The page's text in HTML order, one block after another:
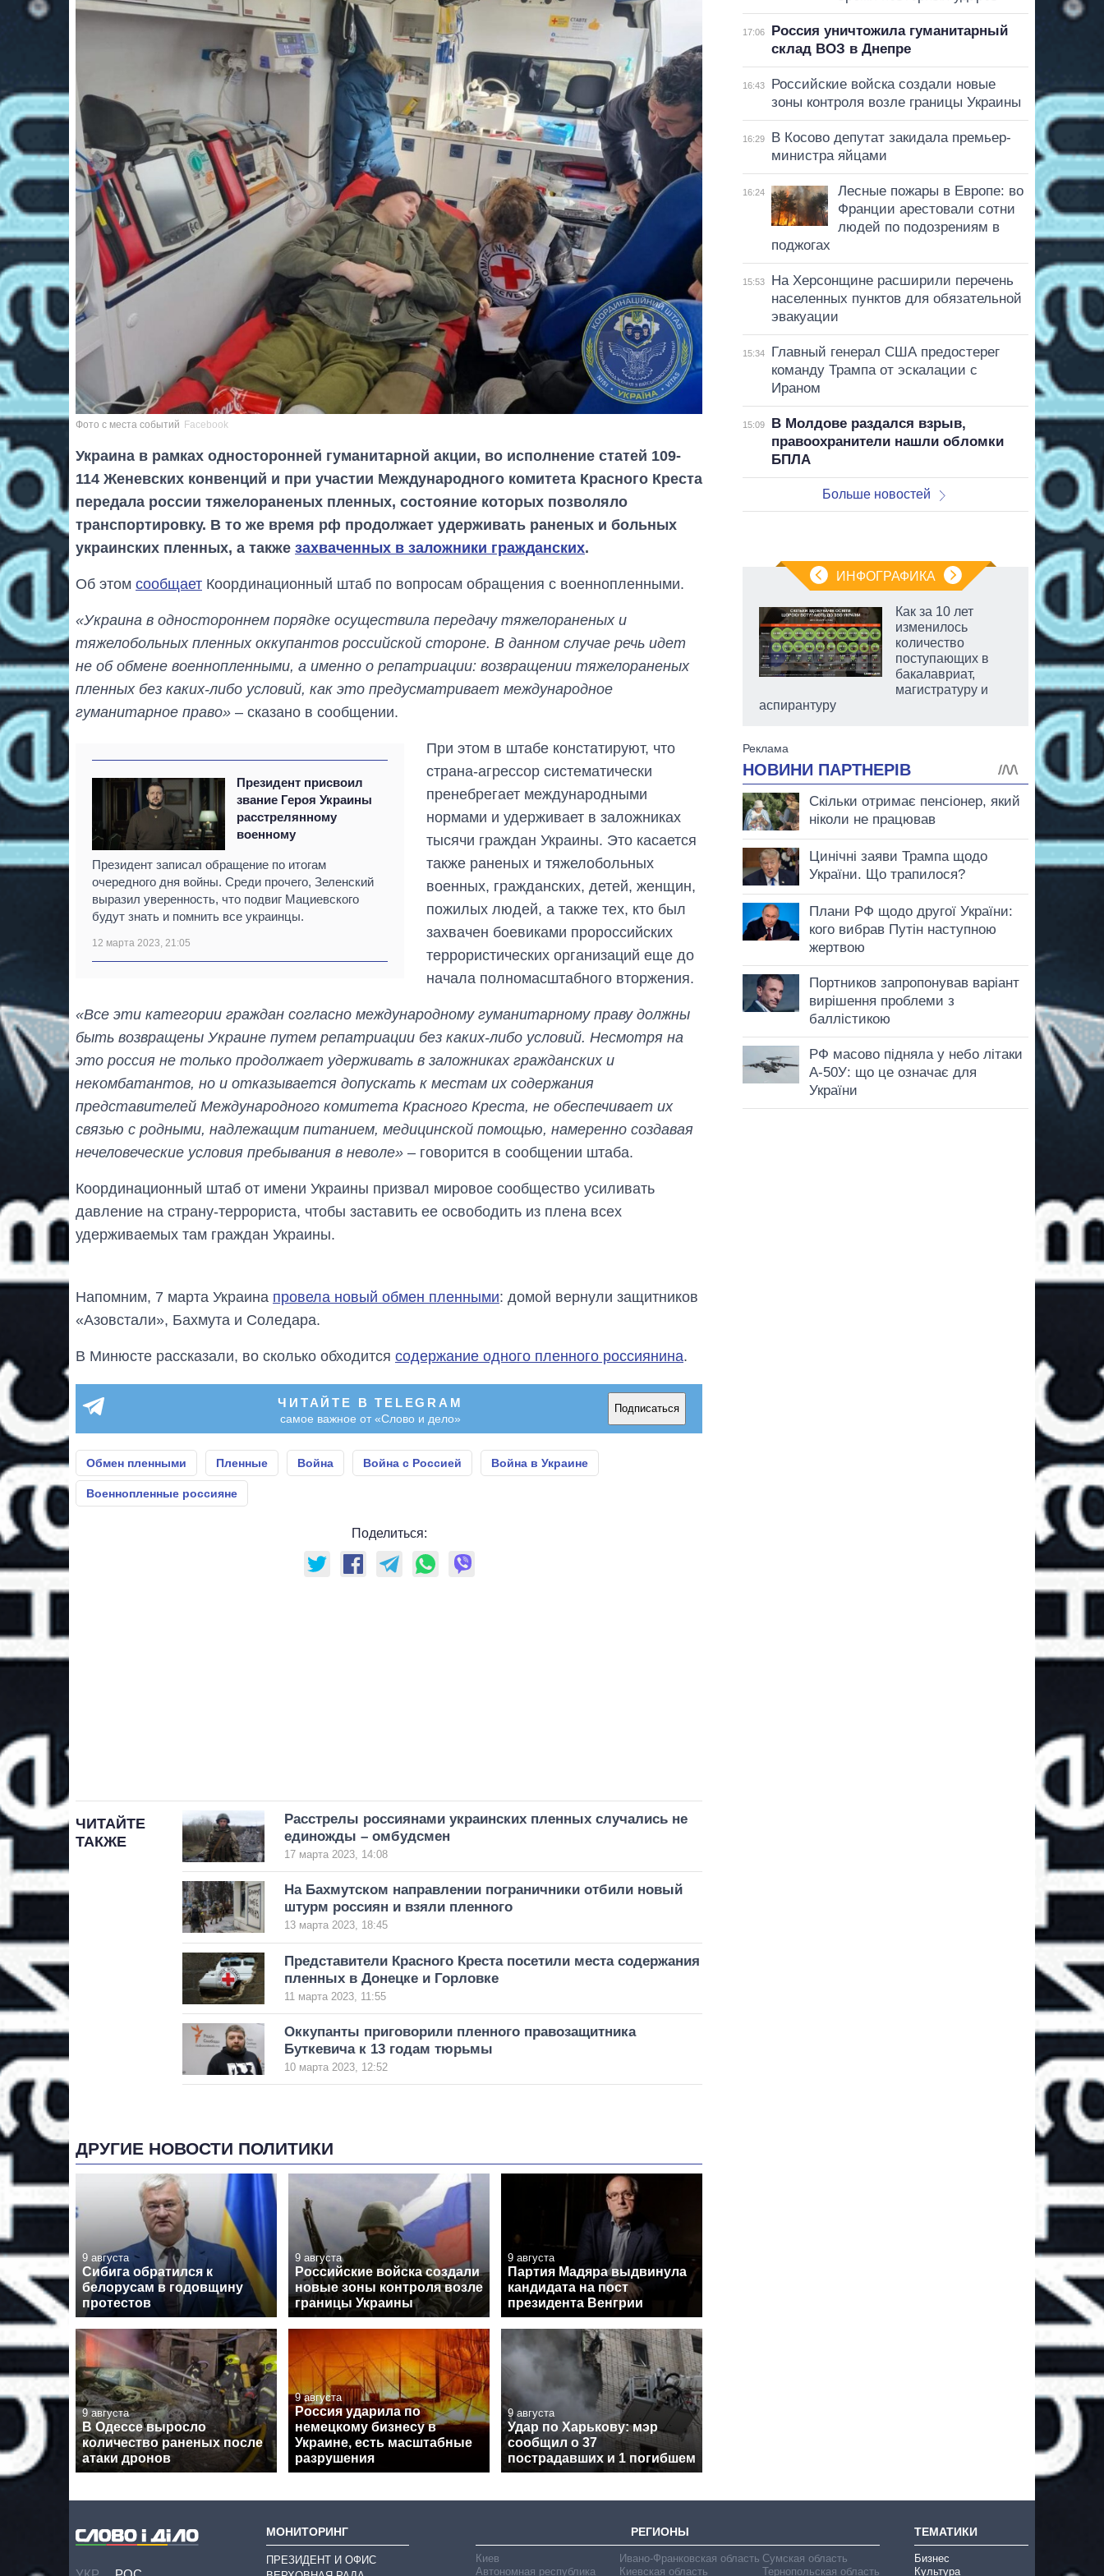
Фото с места событий Facebook
Украина в рамках односторонней гуманитарной акции, во исполнение статей 109-
114 Женевских конвенций и при участии Международного комитета Красного Креста
передала россии тяжелораненых пленных, состояние которых позволяло
транспортировку. В то же время рф продолжает удерживать раненых и больных
украинских пленных, а также захваченных в заложники гражданских.
Об этом сообщает Координационный штаб по вопросам обращения с военнопленными.
«Украина в одностороннем порядке осуществила передачу тяжелораненых и
тяжелобольных пленных оккупантов российской стороне. В данном случае речь идет
не об обмене военнопленными, а именно о репатриации: возвращении тяжелораненых
пленных без каких-либо условий, как это предусматривает международное
гуманитарное право» – сказано в сообщении.
Президент присвоил
звание Героя Украины
расстрелянному
военному
Президент записал обращение по итогам
очередного дня войны. Среди прочего, Зеленский
выразил уверенность, что подвиг Мациевского
будут знать и помнить все украинцы.
12 марта 2023, 21:05
При этом в штабе констатируют, что
страна-агрессор систематически
пренебрегает международными
нормами и удерживает в заложниках
тысячи граждан Украины. Это касается
также раненых и тяжелобольных
военных, гражданских, детей, женщин,
пожилых людей, а также тех, кто был
захвачен боевиками пророссийских
террористических организаций еще до
начала полномасштабного вторжения.
«Все эти категории граждан согласно международному гуманитарному праву должны
быть возвращены Украине путем репатриации без каких-либо условий. Несмотря на
это россия не только продолжает удерживать в заложниках гражданских и
некомбатантов, но и отказывается допускать к местам их содержания
представителей Международного комитета Красного Креста, не обеспечивает их
связью с родными, надлежащим питанием, медицинской помощью, намеренно создавая
нечеловеческие условия пребывания в неволе» – говорится в сообщении штаба.
Координационный штаб от имени Украины призвал мировое сообщество усиливать
давление на страну-террориста, чтобы заставить ее освободить из плена всех
удерживаемых там граждан Украины.
Напомним, 7 марта Украина провела новый обмен пленными: домой вернули защитников
«Азовстали», Бахмута и Соледара.
В Минюсте рассказали, во сколько обходится содержание одного пленного россиянина.
ЧИТАЙТЕ В TELEGRAM
самое важное от «Слово и дело»
Подписаться
Обмен пленными Пленные Война Война с Россией Война в Украине
Военнопленные россияне
Поделиться:
ЧИТАЙТЕ
ТАКЖЕ
Расстрелы россиянами украинских пленных случались не
единожды – омбудсмен
17 марта 2023, 14:08
На Бахмутском направлении пограничники отбили новый
штурм россиян и взяли пленного
13 марта 2023, 18:45
Представители Красного Креста посетили места содержания
пленных в Донецке и Горловке
11 марта 2023, 11:55
Оккупанты приговорили пленного правозащитника
Буткевича к 13 годам тюрьмы
10 марта 2023, 12:52
ДРУГИЕ НОВОСТИ ПОЛИТИКИ
9 августа
Сибига обратился к
белорусам в годовщину
протестов
9 августа
Российские войска создали
новые зоны контроля возле
границы Украины
9 августа
Партия Мадяра выдвинула
кандидата на пост
президента Венгрии
9 августа
В Одессе выросло
количество раненых после
атаки дронов
9 августа
Россия ударила по
немецкому бизнесу в
Украине, есть масштабные
разрушения
9 августа
Удар по Харькову: мэр
сообщил о 37
пострадавших и 1 погибшем
17:06
Россия уничтожила гуманитарный
склад ВОЗ в Днепре
16:43
Российские войска создали новые
зоны контроля возле границы Украины
16:29
В Косово депутат закидала премьер-
министра яйцами
16:24
Лесные пожары в Европе: во
Франции арестовали сотни
людей по подозрениям в
поджогах
15:53
На Херсонщине расширили перечень
населенных пунктов для обязательной
эвакуации
15:34
Главный генерал США предостерег
команду Трампа от эскалации с
Ираном
15:09
В Молдове раздался взрыв,
правоохранители нашли обломки
БПЛА
Больше новостей
ИНФОГРАФИКА
массированных
ударов по Украине
область стали
главной целью рф
Как за 10 лет
изменилось
количество
поступающих в
бакалавриат,
магистратуру и
аспирантуру
МОНИТОРИНГ
ПРЕЗИДЕНТ И ОФИС
РЕГИОНЫ
Киев
Автономная республика
Ивано-Франковская область
Киевская область
Сумская область
Тернопольская область
ТЕМАТИКИ
Бизнес
Культура